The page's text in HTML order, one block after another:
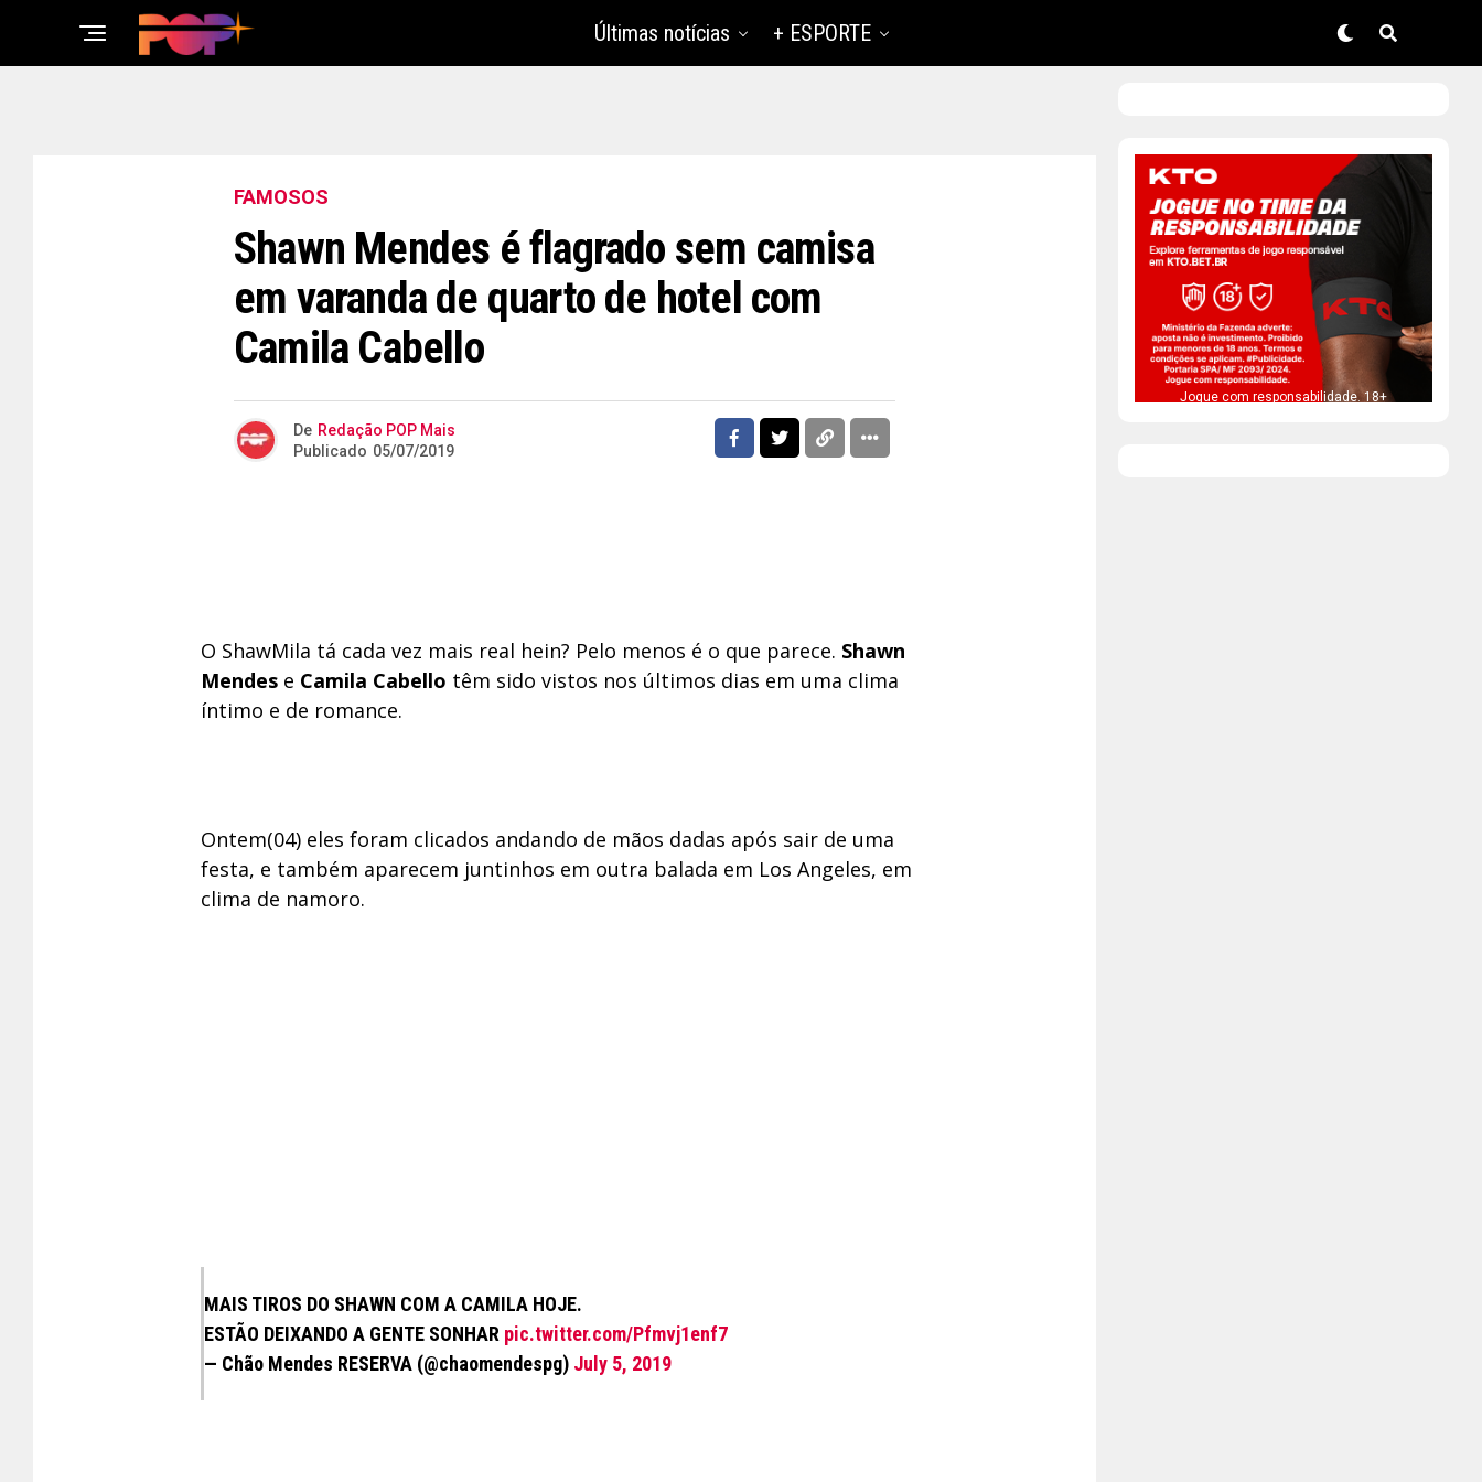
Últimas notícias + ESPORTE
FAMOSOS
Shawn Mendes é flagrado sem camisa
em varanda de quarto de hotel com
Camila Cabello
De Redação POP Mais
Publicado 05/07/2019
O ShawMila tá cada vez mais real hein? Pelo menos é o que parece. Shawn
Mendes e Camila Cabello têm sido vistos nos últimos dias em uma clima
íntimo e de romance.
Ontem(04) eles foram clicados andando de mãos dadas após sair de uma
festa, e também aparecem juntinhos em outra balada em Los Angeles, em
clima de namoro.
MAIS TIROS DO SHAWN COM A CAMILA HOJE.
ESTÃO DEIXANDO A GENTE SONHAR pic.twitter.com/Pfmvj1enf7
— Chão Mendes RESERVA (@chaomendespg) July 5, 2019
Jogue com responsabilidade. 18+